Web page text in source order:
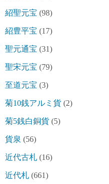
紹聖元宝 (98)
紹豊平宝 (17)
聖元通宝 (31)
聖宋元宝 (79)
至道元宝 (3)
菊10銭アルミ貨 (2)
菊5銭白銅貨 (5)
貨泉 (56)
近代古札 (16)
近代札 (661)